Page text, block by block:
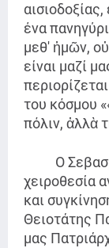
ένα
μεθ' ἡμῶν,
είναι μαζί
του κόσμου
πόλιν, ἀλλὰ
Ο
χειροθεσία
και
Θειοτάτης
μας